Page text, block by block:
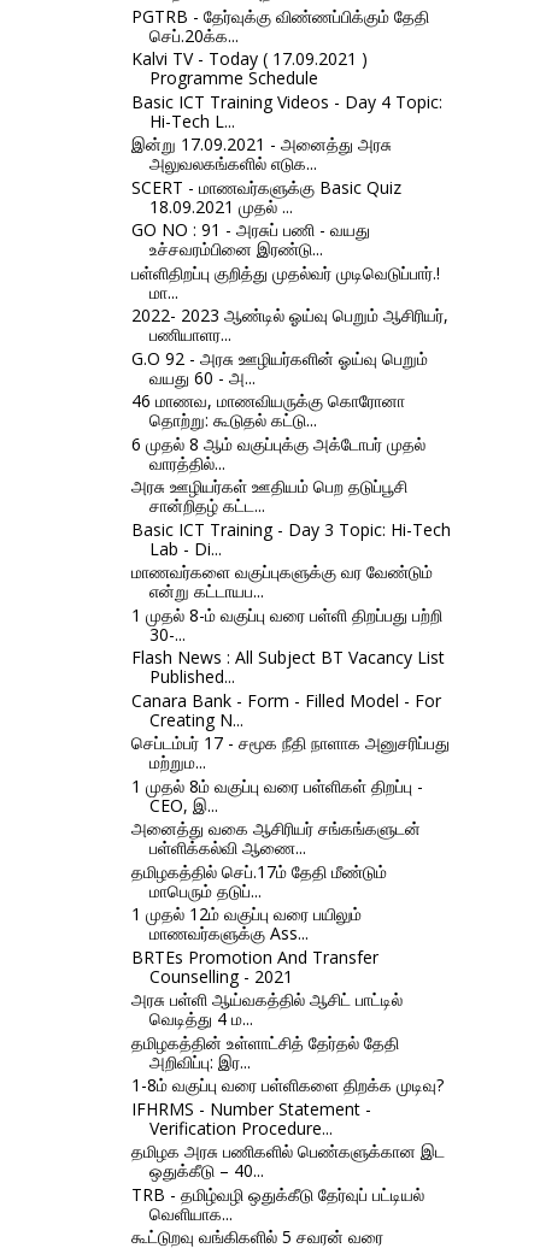
PGTRB - தேர்வுக்கு விண்ணப்பிக்கும் தேதி
செப்.20க்க...
Kalvi TV - Today ( 17.09.2021 )
Programme Schedule
Basic ICT Training Videos - Day 4 Topic:
Hi-Tech L...
இன்று 17.09.2021 - அனைத்து அரசு
அலுவலகங்களில் எடுக...
SCERT - மாணவர்களுக்கு Basic Quiz
18.09.2021 முதல் ...
GO NO : 91 - அரசுப் பணி - வயது
உச்சவரம்பினை இரண்டு...
பள்ளிதிறப்பு குறித்து முதல்வர் முடிவெடுப்பார்.!
மா...
2022- 2023 ஆண்டில் ஓய்வு பெறும் ஆசிரியர்,
பணியாளர...
G.O 92 - அரசு ஊழியர்களின் ஓய்வு பெறும்
வயது 60 - அ...
46 மாணவ, மாணவியருக்கு கொரோனா
தொற்று: கூடுதல் கட்டு...
6 முதல் 8 ஆம் வகுப்புக்கு அக்டோபர் முதல்
வாரத்தில்...
அரசு ஊழியர்கள் ஊதியம் பெற தடுப்பூசி
சான்றிதழ் கட்ட...
Basic ICT Training - Day 3 Topic: Hi-Tech
Lab - Di...
மாணவர்களை வகுப்புகளுக்கு வர வேண்டும்
என்று கட்டாயப...
1 முதல் 8-ம் வகுப்பு வரை பள்ளி திறப்பது பற்றி
30-...
Flash News : All Subject BT Vacancy List
Published...
Canara Bank - Form - Filled Model - For
Creating N...
செப்டம்பர் 17 - சமூக நீதி நாளாக அனுசரிப்பது
மற்றும...
1 முதல் 8ம் வகுப்பு வரை பள்ளிகள் திறப்பு -
CEO, இ...
அனைத்து வகை ஆசிரியர் சங்கங்களுடன்
பள்ளிக்கல்வி ஆணை...
தமிழகத்தில் செப்.17ம் தேதி மீண்டும்
மாபெரும் தடுப்...
1 முதல் 12ம் வகுப்பு வரை பயிலும்
மாணவர்களுக்கு Ass...
BRTEs Promotion And Transfer
Counselling - 2021
அரசு பள்ளி ஆய்வகத்தில் ஆசிட் பாட்டில்
வெடித்து 4 ம...
தமிழகத்தின் உள்ளாட்சித் தேர்தல் தேதி
அறிவிப்பு: இர...
1-8ம் வகுப்பு வரை பள்ளிகளை திறக்க முடிவு?
IFHRMS - Number Statement -
Verification Procedure...
தமிழக அரசு பணிகளில் பெண்களுக்கான இட
ஒதுக்கீடு – 40...
TRB - தமிழ்வழி ஒதுக்கீடு தேர்வுப் பட்டியல்
வெளியாக...
கூட்டுறவு வங்கிகளில் 5 சவரன் வரை